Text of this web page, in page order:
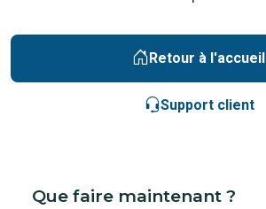
Retour à l'accueil
Support client
Que faire maintenant ?